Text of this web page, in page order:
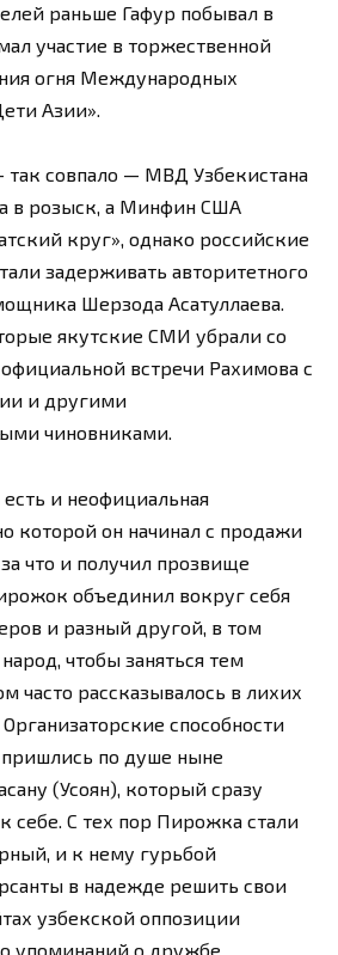
раньше Гафур побывал в
участие в торжественной
огня Международных
Азии».
так совпало — МВД Узбекистана
в розыск, а Минфин США
круг», однако российские
задерживать авторитетного
Шерзода Асатуллаева.
якутские СМИ убрали со
встречи Рахимова с
и другими
чиновниками.
и неофициальная
которой он начинал с продажи
что и получил прозвище
объединил вокруг себя
и разный другой, в том
чтобы заняться тем
часто рассказывалось в лихих
способности
по душе ныне
(Усоян), который сразу
себе. С тех пор Пирожка стали
и к нему гурьбой
в надежде решить свои
узбекской оппозиции
упоминаний о дружбе